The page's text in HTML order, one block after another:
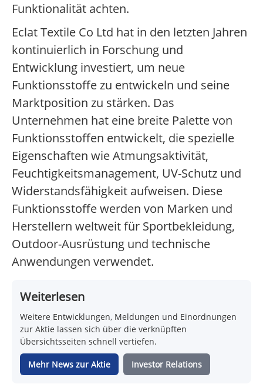
Funktionalität achten.
Eclat Textile Co Ltd hat in den letzten Jahren
kontinuierlich in Forschung und
Entwicklung investiert, um neue
Funktionsstoffe zu entwickeln und seine
Marktposition zu stärken. Das
Unternehmen hat eine breite Palette von
Funktionsstoffen entwickelt, die spezielle
Eigenschaften wie Atmungsaktivität,
Feuchtigkeitsmanagement, UV-Schutz und
Widerstandsfähigkeit aufweisen. Diese
Funktionsstoffe werden von Marken und
Herstellern weltweit für Sportbekleidung,
Outdoor-Ausrüstung und technische
Anwendungen verwendet.
Weiterlesen
Weitere Entwicklungen, Meldungen und Einordnungen
zur Aktie lassen sich über die verknüpften
Übersichtsseiten schnell vertiefen.
Mehr News zur Aktie Investor Relations